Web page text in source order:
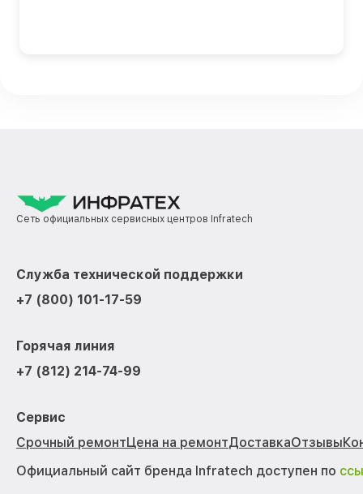
Сеть официальных сервисных центров Infratech
Служба технической поддержки
+7 (800) 101-17-59
Горячая линия
+7 (812) 214-74-99
Сервис
Срочный ремонтЦена на ремонтДоставкаОтзывы
Официальный сайт бренда Infratech доступен по